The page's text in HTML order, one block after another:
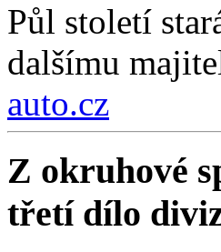
Půl století
dalšímu
auto.cz
Z okruhové
třetí dílo